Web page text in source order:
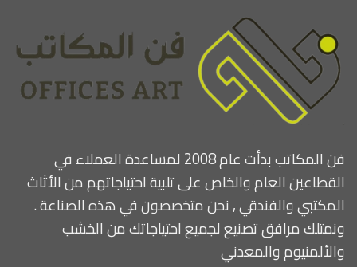
فن المكاتب بدأت عام 2008 لمساعدة العملاء في
القطاعين العام والخاص على تلبية احتياجاتهم من الأثاث
المكتبي والفندقي , نحن متخصصون في هذه الصناعة .
ونمتلك مرافق تصنيع لجميع احتياجاتك من الخشب
والألمنيوم والمعدني